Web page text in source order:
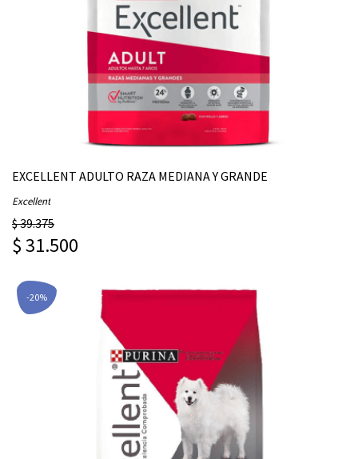
EXCELLENT ADULTO RAZA MEDIANA Y GRANDE
Excellent
$ 39.375
$ 31.500
-20%